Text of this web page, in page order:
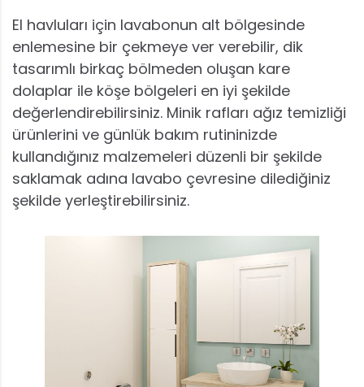
El havluları için lavabonun alt bölgesinde
enlemesine bir çekmeye ver verebilir, dik
tasarımlı birkaç bölmeden oluşan kare
dolaplar ile köşe bölgeleri en iyi şekilde
değerlendirebilirsiniz. Minik rafları ağız temizliği
ürünlerini ve günlük bakım rutininizde
kullandığınız malzemeleri düzenli bir şekilde
saklamak adına lavabo çevresine dilediğiniz
şekilde yerleştirebilirsiniz.